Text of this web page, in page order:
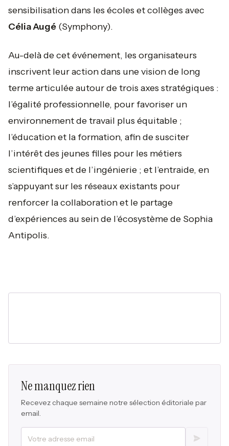
sensibilisation dans les écoles et collèges avec
Célia Augé (Symphony).
Au-delà de cet événement, les organisateurs
inscrivent leur action dans une vision de long
terme articulée autour de trois axes stratégiques :
l’égalité professionnelle, pour favoriser un
environnement de travail plus équitable ;
l’éducation et la formation, afin de susciter
l’intérêt des jeunes filles pour les métiers
scientifiques et de l’ingénierie ; et l’entraide, en
s’appuyant sur les réseaux existants pour
renforcer la collaboration et le partage
d’expériences au sein de l’écosystème de Sophia
Antipolis.
Ne manquez rien
Recevez chaque semaine notre sélection éditoriale par
email.